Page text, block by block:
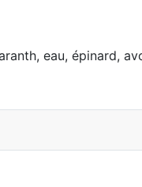
eau, épinard,